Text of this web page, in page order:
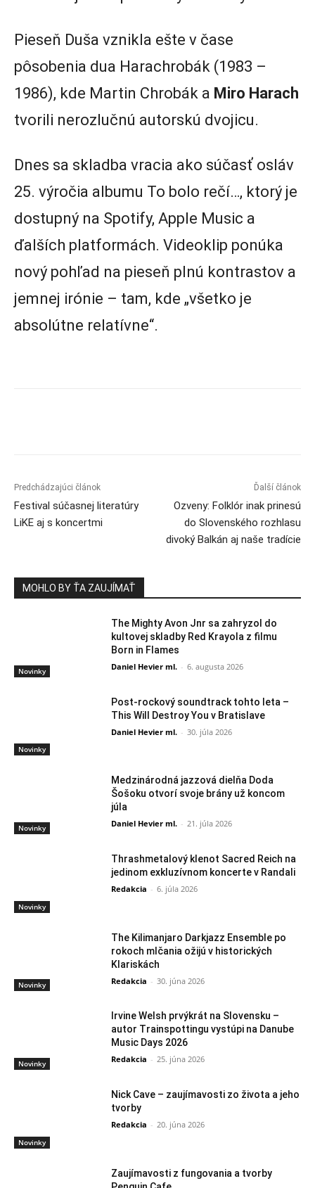
Pieseň Duša vznikla ešte v čase
pôsobenia dua Harachrobák (1983 –
1986), kde Martin Chrobák a Miro Harach
tvorili nerozlučnú autorskú dvojicu.
Dnes sa skladba vracia ako súčasť osláv
25. výročia albumu To bolo rečí…, ktorý je
dostupný na Spotify, Apple Music a
ďalších platformách. Videoklip ponúka
nový pohľad na pieseň plnú kontrastov a
jemnej irónie – tam, kde „všetko je
absolútne relatívne“.
Predchádzajúci článok
Festival súčasnej literatúry
LiKE aj s koncertmi
Ďalší článok
Ozveny: Folklór inak prinesú
do Slovenského rozhlasu
divoký Balkán aj naše tradície
MOHLO BY ŤA ZAUJÍMAŤ
Novinky
The Mighty Avon Jnr sa zahryzol do
kultovej skladby Red Krayola z filmu
Born in Flames
Daniel Hevier ml. - 6. augusta 2026
Novinky
Post-rockový soundtrack tohto leta –
This Will Destroy You v Bratislave
Daniel Hevier ml. - 30. júla 2026
Novinky
Medzinárodná jazzová dielňa Doda
Šošoku otvorí svoje brány už koncom
júla
Daniel Hevier ml. - 21. júla 2026
Novinky
Thrashmetalový klenot Sacred Reich na
jedinom exkluzívnom koncerte v Randali
Redakcia - 6. júla 2026
Novinky
The Kilimanjaro Darkjazz Ensemble po
rokoch mlčania ožijú v historických
Klariskách
Redakcia - 30. júna 2026
Novinky
Irvine Welsh prvýkrát na Slovensku –
autor Trainspottingu vystúpi na Danube
Music Days 2026
Redakcia - 25. júna 2026
Novinky
Nick Cave – zaujímavosti zo života a jeho
tvorby
Redakcia - 20. júna 2026
Zaujímavosti z fungovania a tvorby